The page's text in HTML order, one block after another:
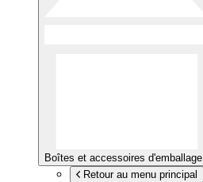
Boîtes et accessoires d'emballage
Retour au menu principal